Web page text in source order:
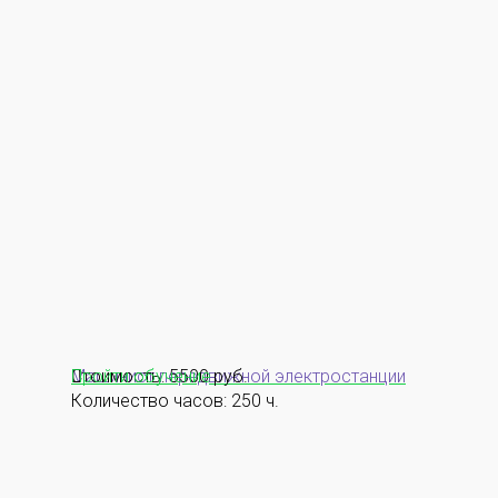
Машинист передвижной электростанции
Стоимость: 5500 руб.
Количество часов: 250 ч.
Пройти обучение